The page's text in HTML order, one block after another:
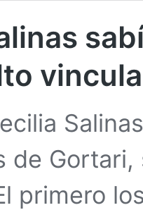
de
primero